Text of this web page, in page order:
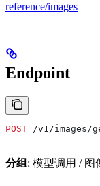
reference/images
Endpoint
POST /v1/images/
分组 : 模型调用 / 图